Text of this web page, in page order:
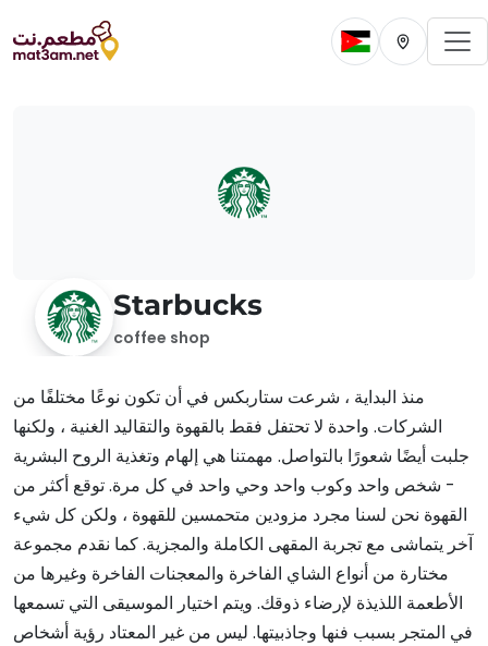
Change current
Change
Starbucks
coffee shop
منذ البداية ، شرعت ستاربكس في أن تكون نوعًا مختلفًا من
الشركات. واحدة لا تحتفل فقط بالقهوة والتقاليد الغنية ، ولكنها
جلبت أيضًا شعورًا بالتواصل. مهمتنا هي إلهام وتغذية الروح البشرية
- شخص واحد وكوب واحد وحي واحد في كل مرة. توقع أكثر من
القهوة نحن لسنا مجرد مزودين متحمسين للقهوة ، ولكن كل شيء
آخر يتماشى مع تجربة المقهى الكاملة والمجزية. كما نقدم مجموعة
مختارة من أنواع الشاي الفاخرة والمعجنات الفاخرة وغيرها من
الأطعمة اللذيذة لإرضاء ذوقك. ويتم اختيار الموسيقى التي تسمعها
في المتجر بسبب فنها وجاذبيتها. ليس من غير المعتاد رؤية أشخاص